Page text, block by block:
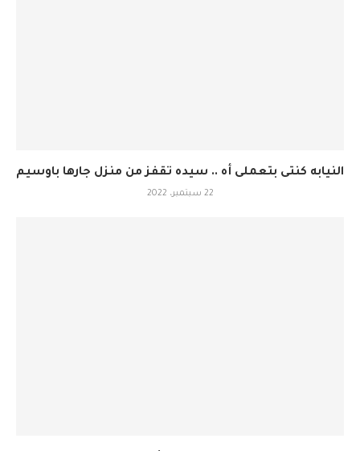
النيابه كنتى بتعملى أه .. سيده تقفز من منزل جارها باوسيم
22 سبتمبر، 2022